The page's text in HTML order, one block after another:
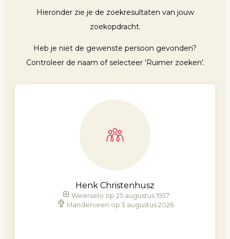
Hieronder zie je de zoekresultaten van jouw
zoekopdracht.
Heb je niet de gewenste persoon gevonden?
Controleer de naam of selecteer 'Ruimer zoeken'.
Henk Christenhusz
Weerselo op 25 augustus 1937
Manderveen op 3 augustus 2026